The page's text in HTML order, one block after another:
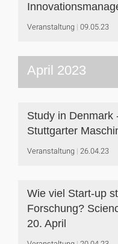
Veranstaltung 09.05.23
April 2023
Study in Denmark
Stuttgarter
Veranstaltung 26.04.23
Wie viel Start-up
Forschung?
20. April